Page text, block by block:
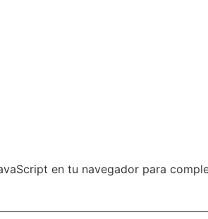
en tu navegador para